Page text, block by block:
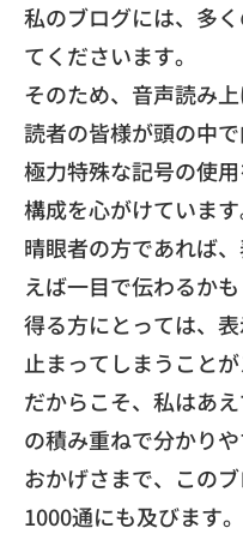
​私のブログには、 多
てくださいます。
そのため、 音声読み
読者の皆様が頭の中
極力特殊な記号の使用
構成を心がけています
晴眼者の方であれば、
えば一目で伝わるかも
得る方にとっては、
止まってしまうこと
だからこそ、私はあ
の積み重ねで分かり
​おかげさまで、 この
1000通にも及びます。